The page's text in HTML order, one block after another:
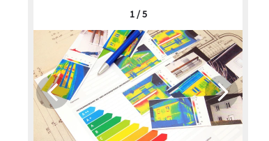
1 / 5